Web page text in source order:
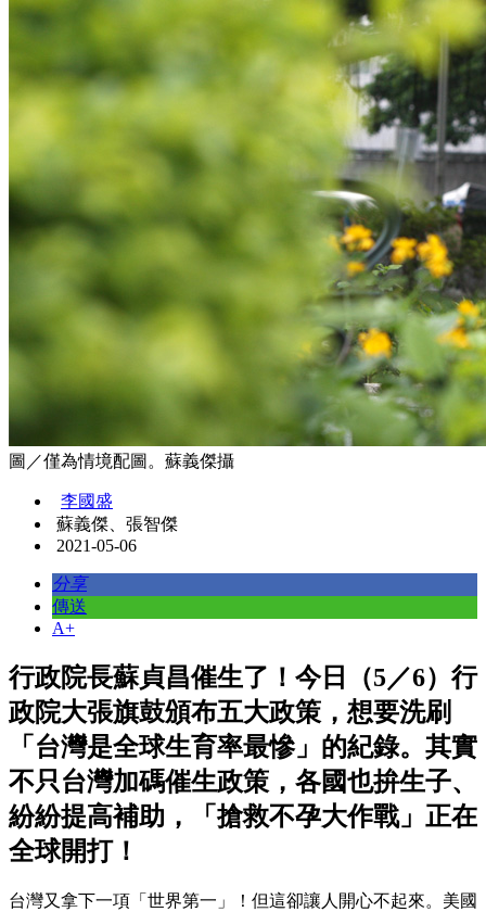
圖／僅為情境配圖。蘇義傑攝
李國盛
蘇義傑、張智傑
2021-05-06
分享
傳送
A+
行政院長蘇貞昌催生了！今日（5／6）行
政院大張旗鼓頒布五大政策，想要洗刷
「台灣是全球生育率最慘」的紀錄。其實
不只台灣加碼催生政策，各國也拚生子、
紛紛提高補助，「搶救不孕大作戰」正在
全球開打！
台灣又拿下一項「世界第一」！但這卻讓人開心不起來。美國